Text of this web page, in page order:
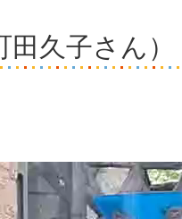
田久子さん）